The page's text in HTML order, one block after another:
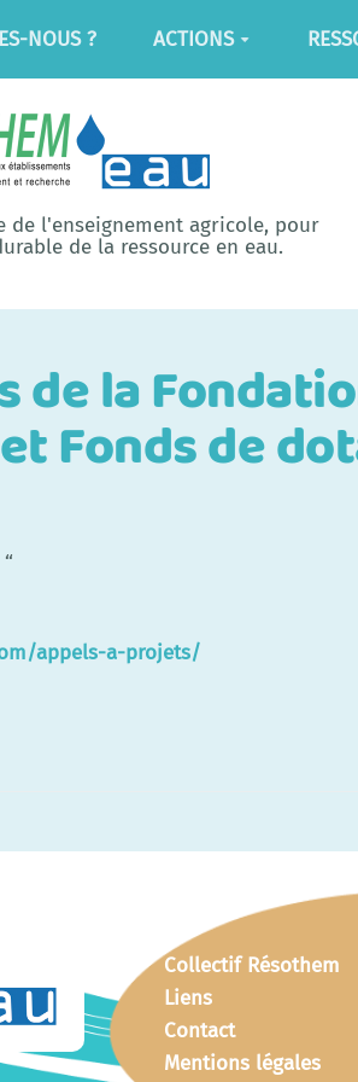
NOUS ? ACTIONS
de l'enseignement agricole, pour
de la ressource en eau.
la
Fonds de
appels-a-projets/
Collectif Résothem
Liens
Contact
Mentions légales